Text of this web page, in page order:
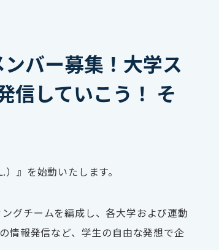
バー募集！大学ス
信していこう！ そ
）』を始動いたします。
グチームを編成し、各大学および運動
情報発信など、学生の自由な発想で企